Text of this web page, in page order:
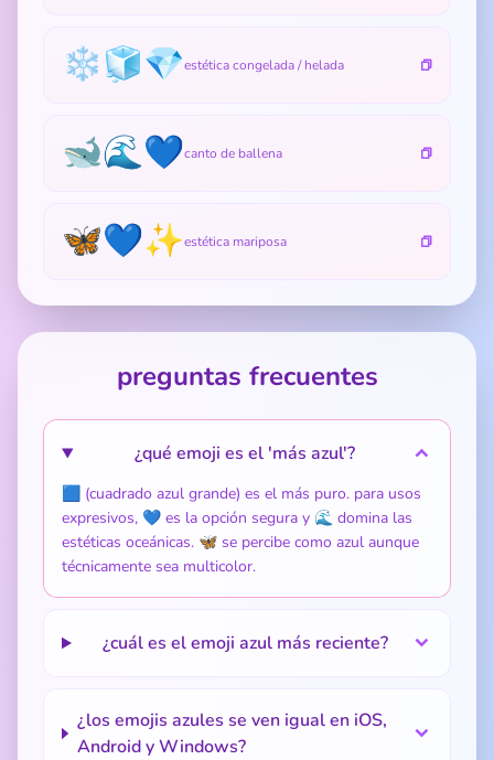
❄️🧊💎estética congelada / helada
🐋🌊💙canto de ballena
🦋💙✨estética mariposa
preguntas frecuentes
¿qué emoji es el 'más azul'?
🟦 (cuadrado azul grande) es el más puro. para usos
expresivos, 💙 es la opción segura y 🌊 domina las
estéticas oceánicas. 🦋 se percibe como azul aunque
técnicamente sea multicolor.
¿cuál es el emoji azul más reciente?
¿los emojis azules se ven igual en iOS,
Android y Windows?